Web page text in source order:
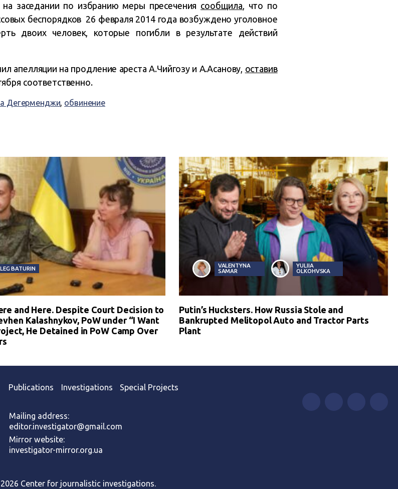
заседании по избранию меры пресечения сообщила, что по
беспорядков 26 февраля 2014 года возбуждено уголовное
двоих человек, которые погибли в результате действий
апелляции на продление ареста А.Чийгозу и А.Асанову, оставив
соответственно.
Дегерменджи, обвинение
BATURIN
and Here. Despite Court Decision to
Kalashnykov, PoW under “I Want
He Detained in PoW Camp Over
VALENTYNA
SAMAR
YULIIA
OLKOHVSKA
Putin’s Hucksters. How Russia Stole and
Bankrupted Melitopol Auto and Tractor Parts
Plant
Publications Investigations Special Projects
Mailing address:
editor.investigator@gmail.com
Mirror website:
investigator-mirror.org.ua
Center for journalistic investigations.